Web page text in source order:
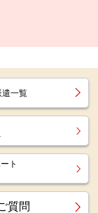
遣一覧
ト
質問